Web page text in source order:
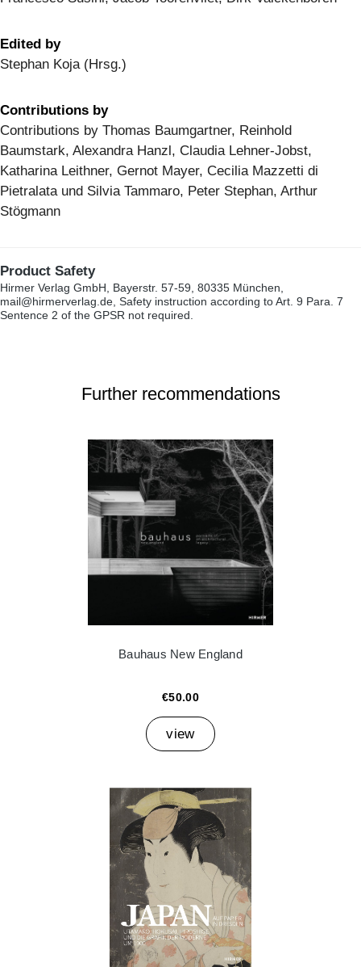
Edited by
Stephan Koja (Hrsg.)
Contributions by
Contributions by Thomas Baumgartner, Reinhold
Baumstark, Alexandra Hanzl, Claudia Lehner-Jobst,
Katharina Leithner, Gernot Mayer, Cecilia Mazzetti di
Pietralata und Silvia Tammaro, Peter Stephan, Arthur
Stögmann
Product Safety
Hirmer Verlag GmbH, Bayerstr. 57-59, 80335 München,
mail@hirmerverlag.de, Safety instruction according to Art. 9 Para. 7
Sentence 2 of the GPSR not required.
Further recommendations
Bauhaus New England
€50.00
view